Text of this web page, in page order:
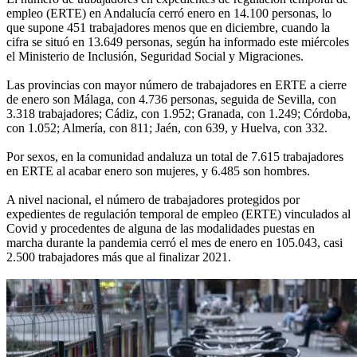
empleo (ERTE) en Andalucía cerró enero en 14.100 personas, lo
que supone 451 trabajadores menos que en diciembre, cuando la
cifra se situó en 13.649 personas, según ha informado este miércoles
el Ministerio de Inclusión, Seguridad Social y Migraciones.
Las provincias con mayor número de trabajadores en ERTE a cierre
de enero son Málaga, con 4.736 personas, seguida de Sevilla, con
3.318 trabajadores; Cádiz, con 1.952; Granada, con 1.249; Córdoba,
con 1.052; Almería, con 811; Jaén, con 639, y Huelva, con 332.
Por sexos, en la comunidad andaluza un total de 7.615 trabajadores
en ERTE al acabar enero son mujeres, y 6.485 son hombres.
A nivel nacional, el número de trabajadores protegidos por
expedientes de regulación temporal de empleo (ERTE) vinculados al
Covid y procedentes de alguna de las modalidades puestas en
marcha durante la pandemia cerró el mes de enero en 105.043, casi
2.500 trabajadores más que al finalizar 2021.